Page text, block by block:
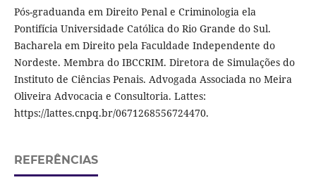
Pós-graduanda em Direito Penal e Criminologia ela
Pontifícia Universidade Católica do Rio Grande do Sul.
Bacharela em Direito pela Faculdade Independente do
Nordeste. Membra do IBCCRIM. Diretora de Simulações do
Instituto de Ciências Penais. Advogada Associada no Meira
Oliveira Advocacia e Consultoria. Lattes:
https://lattes.cnpq.br/0671268556724470.
REFERÊNCIAS